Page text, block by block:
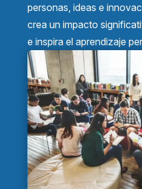
personas, ideas e
crea un impacto
e inspira el aprendizaje